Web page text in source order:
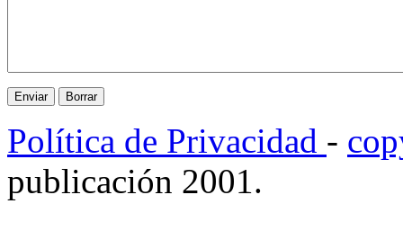
Política de Privacidad -
publicación 2001.